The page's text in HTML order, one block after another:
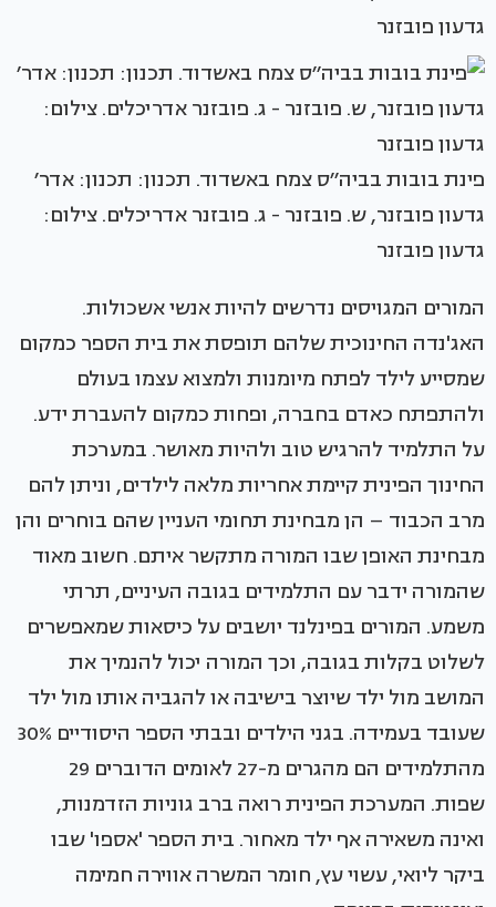
גדעון פובזנר
פינת בובות בביה׳׳ס צמח באשדוד. תכנון: תכנון: אדר׳
גדעון פובזנר, ש. פובזנר - ג. פובזנר אדריכלים. צילום:
גדעון פובזנר
המורים המגויסים נדרשים להיות אנשי אשכולות.
האג'נדה החינוכית שלהם תופסת את בית הספר כמקום
שמסייע לילד לפתח מיומנות ולמצוא עצמו בעולם
ולהתפתח כאדם בחברה, ופחות כמקום להעברת ידע.
על התלמיד להרגיש טוב ולהיות מאושר. במערכת
החינוך הפינית קיימת אחריות מלאה לילדים, וניתן להם
מרב הכבוד – הן מבחינת תחומי העניין שהם בוחרים והן
מבחינת האופן שבו המורה מתקשר איתם. חשוב מאוד
שהמורה ידבר עם התלמידים בגובה העיניים, תרתי
משמע. המורים בפינלנד יושבים על כיסאות שמאפשרים
לשלוט בקלות בגובה, וכך המורה יכול להנמיך את
המושב מול ילד שיוצר בישיבה או להגביה אותו מול ילד
שעובד בעמידה. בגני הילדים ובבתי הספר היסודיים 30%
מהתלמידים הם מהגרים מ-27 לאומים הדוברים 29
שפות. המערכת הפינית רואה ברב גוניות הזדמנות,
ואינה משאירה אף ילד מאחור. בית הספר 'אספו' שבו
ביקר ליואי, עשוי עץ, חומר המשרה אווירה חמימה